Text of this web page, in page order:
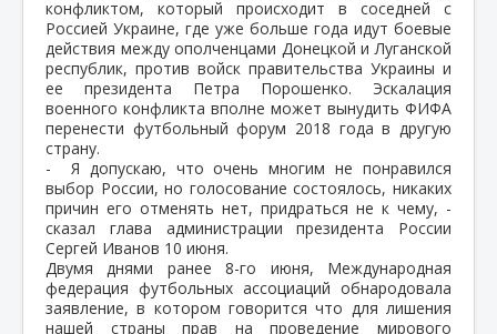
конфликтом, который происходит в соседней с
Россией Украине, где уже больше года идут боевые
действия между ополченцами Донецкой и Луганской
республик, против войск правительства Украины и
ее президента Петра Порошенко. Эскалация
военного конфликта вполне может вынудить ФИФА
перенести футбольный форум 2018 года в другую
страну.
- Я допускаю, что очень многим не понравился
выбор России, но голосование состоялось, никаких
причин его отменять нет, придраться не к чему, -
сказал глава администрации президента России
Сергей Иванов 10 июня.
Двумя днями ранее 8-го июня, Международная
федерация футбольных ассоциаций обнародовала
заявление, в котором говорится что для лишения
нашей страны прав на проведение мирового